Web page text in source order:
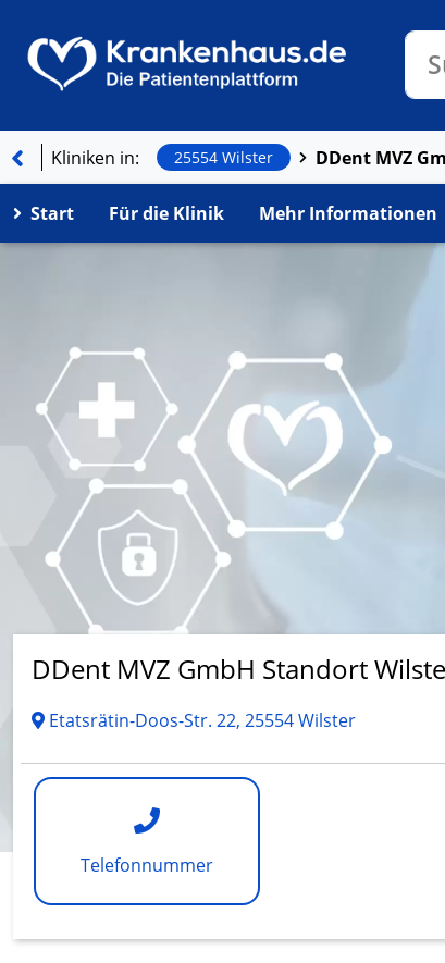
Kliniken in: 25554 Wilster
Start Für die Klinik Mehr Informationen
DDent MVZ GmbH Standort
Etatsrätin-Doos-Str. 22, 25554 Wilster
Telefonnummer